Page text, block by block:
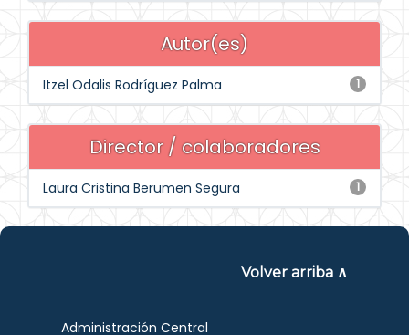
Autor(es)
1
Itzel Odalis Rodríguez Palma
Director / colaboradores
1
Laura Cristina Berumen Segura
Volver arriba ∧
Administración Central